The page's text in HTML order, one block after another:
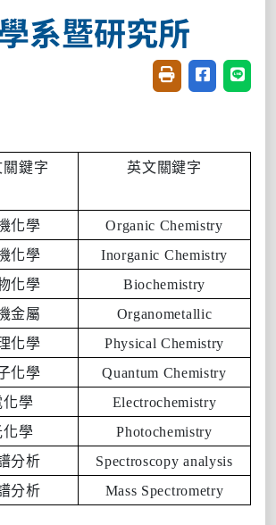
系暨研究所
友善列印(開新視
分享至臉書
分享
關鍵字 英文關鍵字
化學
Organic Chemistry
化學
Inorganic Chemistry
化學
Biochemistry
金屬
Organometallic
化學
Physical Chemistry
化學
Quantum Chemistry
化學
Electrochemistry
化學
Photochemistry
分析
Spectroscopy analysis
分析
Mass Spectrometry